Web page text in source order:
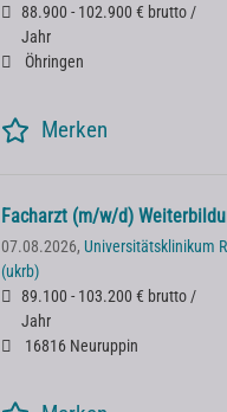
88.900 - 102.900 € brutto /
Jahr
Öhringen
Merken
Facharzt (m/w/d)
07.08.2026, Universitätsklinikum
(ukrb)
89.100 - 103.200 € brutto /
Jahr
16816 Neuruppin